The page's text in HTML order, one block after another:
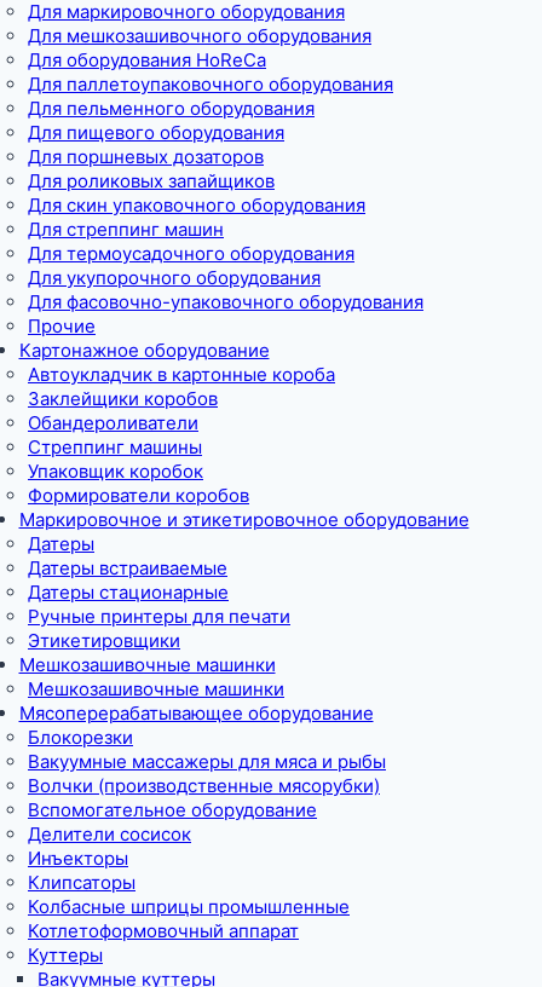
Для маркировочного оборудования
Для мешкозашивочного оборудования
Для оборудования HoReCa
Для паллетоупаковочного оборудования
Для пельменного оборудования
Для пищевого оборудования
Для поршневых дозаторов
Для роликовых запайщиков
Для скин упаковочного оборудования
Для стреппинг машин
Для термоусадочного оборудования
Для укупорочного оборудования
Для фасовочно-упаковочного оборудования
Прочие
Картонажное оборудование
Автоукладчик в картонные короба
Заклейщики коробов
Обандероливатели
Стреппинг машины
Упаковщик коробок
Формирователи коробов
Маркировочное и этикетировочное оборудование
Датеры
Датеры встраиваемые
Датеры стационарные
Ручные принтеры для печати
Этикетировщики
Мешкозашивочные машинки
Мешкозашивочные машинки
Мясоперерабатывающее оборудование
Блокорезки
Вакуумные массажеры для мяса и рыбы
Волчки (производственные мясорубки)
Вспомогательное оборудование
Делители сосисок
Инъекторы
Клипсаторы
Колбасные шприцы промышленные
Котлетоформовочный аппарат
Куттеры
Вакуумные куттеры